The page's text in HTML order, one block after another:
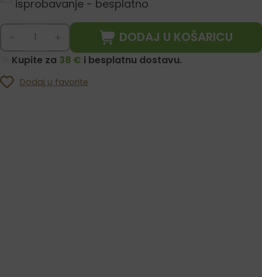
isprobavanje - besplatno
DODAJ U KOŠARICU
Kupite za 38 € i besplatnu dostavu.
Dodaj u favorite